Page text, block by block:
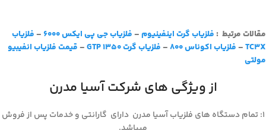
مقالات مرتبط : فلزیاب گرت اینفینیوم–فلزیاب جی پی ایکس 6000 –فلزیاب
TC3X
–فلزیاب اکوناس 800 –فلزیاب گرت GTP 1350 –قیمت فلزیاب انفیبیو
مولتی
از ویژگی های شرکت آسیا مدرن
۱: تمام دستگاه های فلزیاب آسیا مدرن دارای گارانتی و خدمات پس از فروش